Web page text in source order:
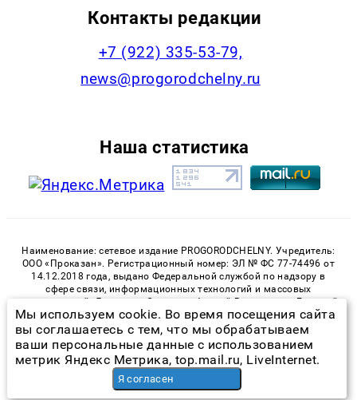
Контакты редакции
+7 (922) 335-53-79,
news@progorodchelny.ru
Наша статистика
Наименование: сетевое издание PROGORODCHELNY. Учредитель:
ООО «Проказан». Регистрационный номер: ЭЛ № ФС 77-74496 от
14.12.2018 года, выдано Федеральной службой по надзору в
сфере связи, информационных технологий и массовых
коммуникаций. Директор: Сидоркин Андрей Валерьевич. Главный
редактор: Шарова Анастасия Александровна. Телефон редакции:
+7 (922) 335-53-79, E-mail: news@progorodchelny.ru
«На информационном ресурсе применяются рекомендательные
технологии (информационные технологии предоставления
информации на основе сбора, систематизации и анализа
сведений, относящихся к предпочтениям пользователей сети
Мы используем cookie. Во время посещения сайта
вы соглашаетесь с тем, что мы обрабатываем
ваши персональные данные с использованием
метрик Яндекс Метрика, top.mail.ru, LiveInternet.
Я согласен